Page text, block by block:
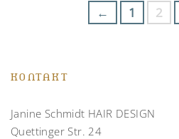
← 1 2
KONTAKT
Janine Schmidt HAIR DESIGN
Quettinger Str. 24